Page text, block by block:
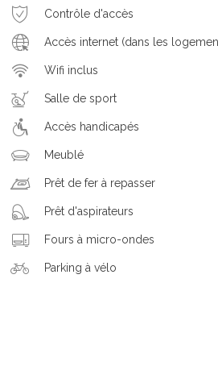
Contrôle d'accès
Accès internet (dans les
Wifi inclus
Salle de sport
Accès handicapés
Meublé
Prêt de fer à repasser
Prêt d'aspirateurs
Fours à micro-ondes
Parking à vélo